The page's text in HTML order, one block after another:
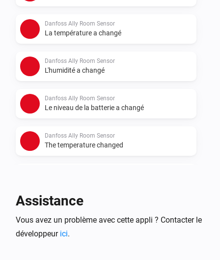
Danfoss Ally Room Sensor
La température a changé
Danfoss Ally Room Sensor
L'humidité a changé
Danfoss Ally Room Sensor
Le niveau de la batterie a changé
Danfoss Ally Room Sensor
The temperature changed
La température a changé
Assistance
Vous avez un problème avec cette appli ? Contacter le
développeur ici.